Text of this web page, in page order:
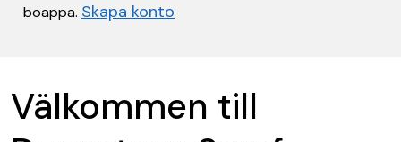
boappa. Skapa konto
Välkommen till